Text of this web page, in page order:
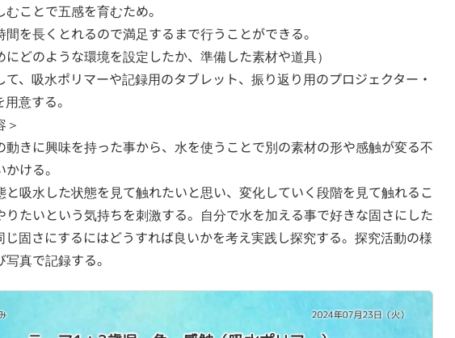
ことで五感を育むため。
を長くとれるので満足するまで行うことができる。
にどのような環境を設定したか、準備した素材や道具）
て、吸水ポリマーや記録用のタブレット、振り返り用のプロジェクター・
意する。
＞
動きに興味を持った事から、水を使うことで別の素材の形や感触が変る不
ける。
と吸水した状態を見て触れたいと思い、変化していく段階を見て触れるこ
りたいという気持ちを刺激する。自分で水を加える事で好きな固さにした
じ固さにするにはどうすれば良いかを考え実践し探究する。探究活動の様
真で記録する。